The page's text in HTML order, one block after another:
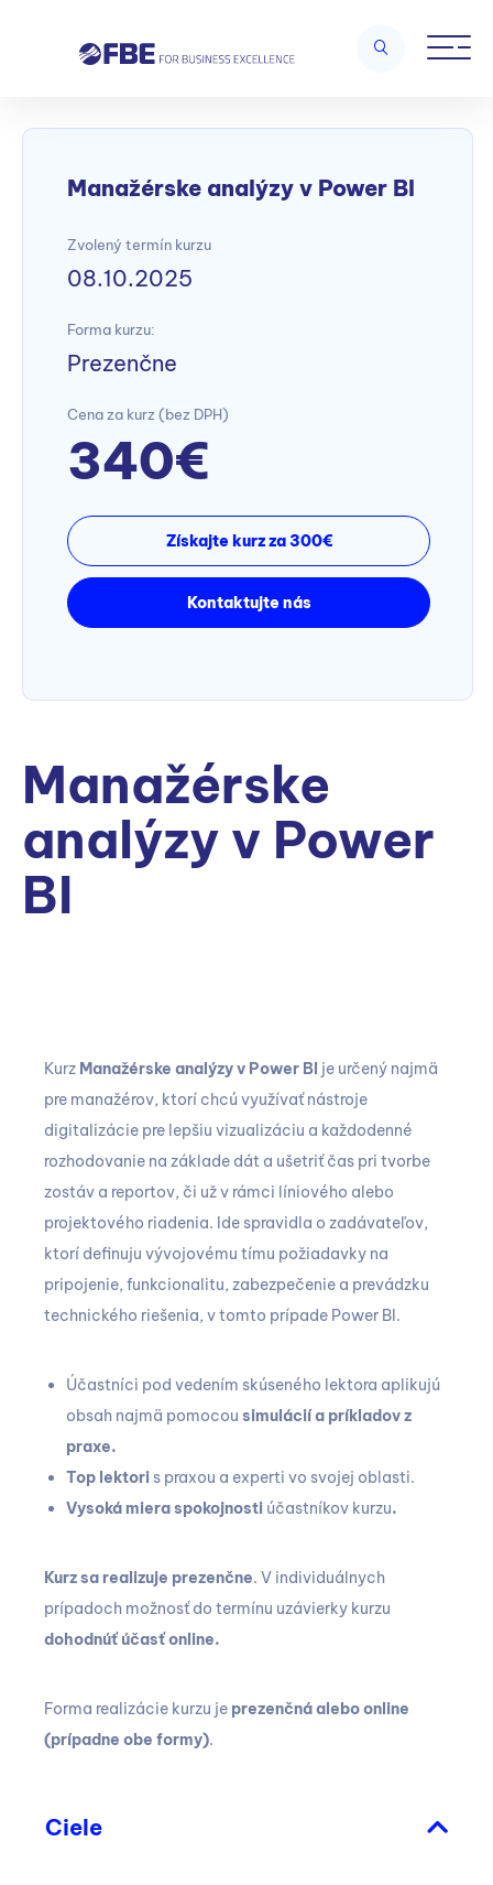
Digitálna transformácia a Inovácie
Manažérske analýzy v
Manažérske analýzy v Power BI
Zvolený termín kurzu
08.10.2025
Forma kurzu:
Prezenčne
Cena za kurz (bez DPH)
340€
Získajte kurz za 300€
Kontaktujte nás
Manažérske
analýzy v Power
BI
Kurz Manažérske analýzy v Power BI je určený najmä
pre manažérov, ktorí chcú využívať nástroje
digitalizácie pre lepšiu vizualizáciu a každodenné
rozhodovanie na základe dát a ušetriť čas pri tvorbe
zostáv a reportov, či už v rámci líniového alebo
projektového riadenia. Ide spravidla o zadávateľov,
ktorí definuju vývojovému tímu požiadavky na
pripojenie, funkcionalitu, zabezpečenie a prevádzku
technického riešenia, v tomto prípade Power BI.
Účastníci pod vedením skúseného lektora aplikujú
obsah najmä pomocou simulácií a príkladov z
praxe.
Top lektori s praxou a experti vo svojej oblasti.
Vysoká miera spokojnosti účastníkov kurzu.
Kurz sa realizuje prezenčne. V individuálnych
prípadoch možnosť do termínu uzávierky kurzu
dohodnúť účasť online.
Forma realizácie kurzu je prezenčná alebo online
(prípadne obe formy).
Ciele